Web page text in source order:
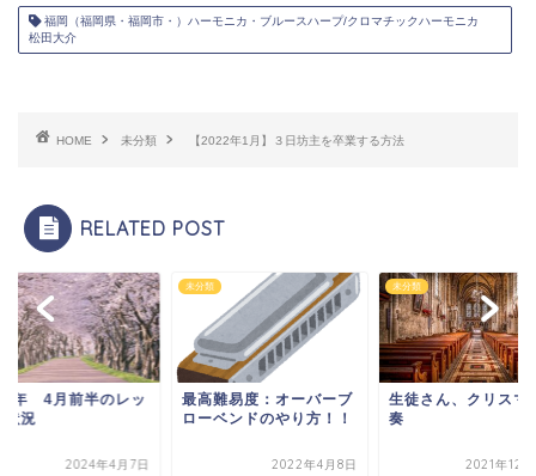
福岡（福岡県・福岡市・）ハーモニカ・ブルースハープ/クロマチックハーモニカ
松田大介
HOME 未分類 【2022年1月】３日坊主を卒業する方法
RELATED POST
年 4月前半のレッ
状況
2024年4月7日
未分類
最高難易度：オーバーブ
ローベンドのやり方！！
2022年4月8日
未分類
生徒さん、クリスマ
奏
2021年12